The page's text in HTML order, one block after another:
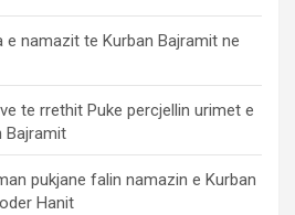
namazit te Kurban Bajramit ne
te rrethit Puke percjellin urimet e
Bajramit
pukjane falin namazin e Kurban
Hanit